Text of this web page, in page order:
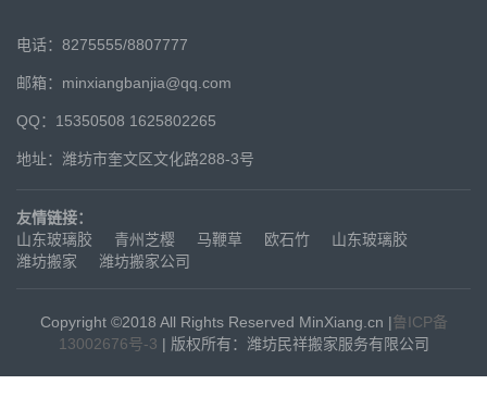
电话：8275555/8807777
邮箱：minxiangbanjia@qq.com
QQ：15350508 1625802265
地址：潍坊市奎文区文化路288-3号
友情链接：
山东玻璃胶
青州芝樱 马鞭草 欧石竹
山东玻璃胶
潍坊搬家
潍坊搬家公司
Copyright ©2018 All Rights Reserved MinXiang.cn |鲁ICP备
13002676号-3 | 版权所有：潍坊民祥搬家服务有限公司